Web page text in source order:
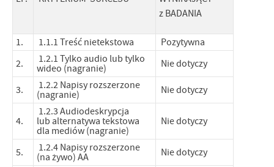
z BADANIA
1. 1.1.1 Treść nietekstowa
Pozytywna
2.
1.2.1 Tylko audio lub tylko
wideo (nagranie)
Nie dotyczy
3.
1.2.2 Napisy rozszerzone
(nagranie)
Nie dotyczy
4.
1.2.3 Audiodeskrypcja
lub alternatywa tekstowa
dla mediów (nagranie)
Nie dotyczy
5.
1.2.4 Napisy rozszerzone
(na żywo) AA
Nie dotyczy